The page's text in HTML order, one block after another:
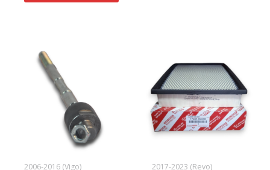
2006-2016 (Vigo) 2017-2023 (Revo)